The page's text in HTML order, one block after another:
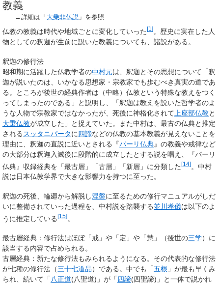
教義
→詳細は「 大乗非仏説 」を参照
仏教の教義は時代や地域ごとに変化していった [1 ] 。歴史に実在した人
物としての釈迦が生前に説いた教義についても、諸説がある。
釈迦の修行法
昭和期に活躍した仏教学者の中村元は、釈迦とその思想について「釈
迦が説いたのは、いかなる思想家・宗教家でも歩むべき真実の道であ
る。ところが後世の経典作者は（中略）仏教という特殊な教えをつく
ってしまったのである」と説明し、「釈迦は教えを説いた哲学者のよ
うな人物で宗教家ではなかったが、死後に神格化されて 上座部仏教と
大乗仏教が成立した」と捉えていた。また中村は、最古の仏典と推定
される スッタニパータに四諦などの仏教の基本教義が見えないことを
理由に、釈迦の直説に近いとされる『パーリ仏典』の教義や戒律など
の大部分は釈迦入滅後に段階的に成立したとする説を唱え、『パーリ
仏典』収録経典を「最古層」「古層」「新層」に分類した[14]。中村
説は日本仏教学界で大きな影響力を持つに至った。
釈迦の死後、輪廻から解脱し涅槃に至るための修行マニュアルがしだ
いに整備されていった過程を、中村説を踏襲する並川孝儀は以下のよ
うに推定している[15]。
最古層経典：修行法はほぼ「戒」や「定」や「慧」（後世の三学）に
該当する内容で占められる。
古層経典：新たな修行法もみられるようになる。その代表的な修行法
が七種の修行法（三十七道品）である。中でも「五根 」が最も早くみ
られ、続いて「 八正道(八聖道)」が「四諦(四聖諦)」と一体で説かれ